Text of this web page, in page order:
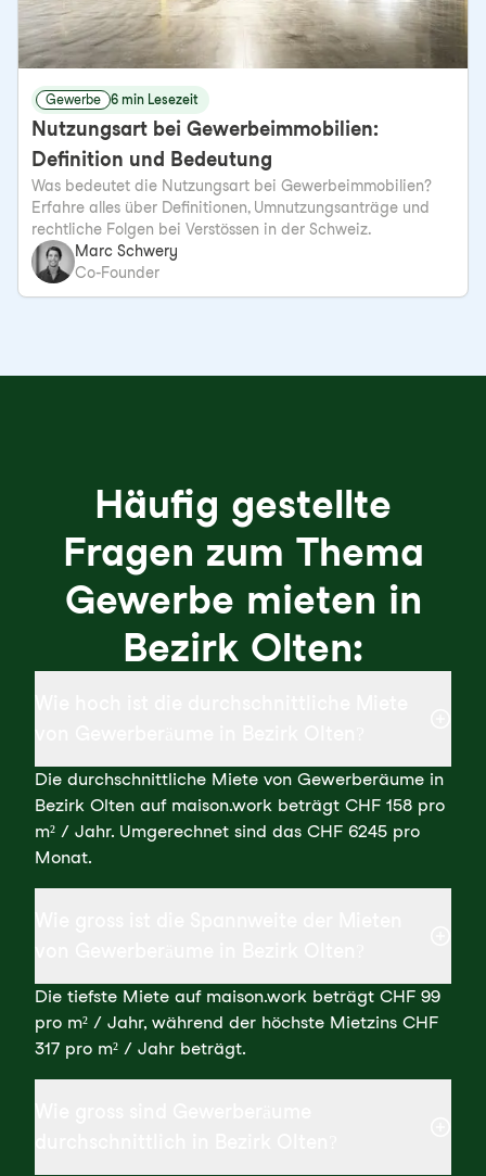
Gewerbe 6 min Lesezeit
Nutzungsart bei Gewerbeimmobilien:
Definition und Bedeutung
Was bedeutet die Nutzungsart bei Gewerbeimmobilien?
Erfahre alles über Definitionen, Umnutzungsanträge und
rechtliche Folgen bei Verstössen in der Schweiz.
Marc Schwery
Co-Founder
Häufig gestellte
Fragen zum Thema
Gewerbe mieten in
Bezirk Olten:
Die durchschnittliche Miete von Gewerberäume in
Bezirk Olten auf maison.work beträgt CHF 158 pro
m² / Jahr. Umgerechnet sind das CHF 6245 pro
Monat.
Die tiefste Miete auf maison.work beträgt CHF 99
pro m² / Jahr, während der höchste Mietzins CHF
317 pro m² / Jahr beträgt.